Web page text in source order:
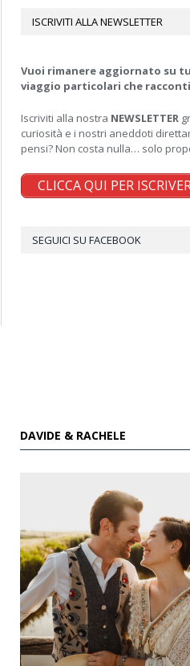
ISCRIVITI ALLA NEWSLETTER
Vuoi rimanere aggiornato su
viaggio particolari che
Iscriviti alla nostra NEWSLETTER
curiosità e i nostri aneddoti
pensi? Non costa nulla… solo
CLICCA QUI PER
SEGUICI SU FACEBOOK
DAVIDE & RACHELE